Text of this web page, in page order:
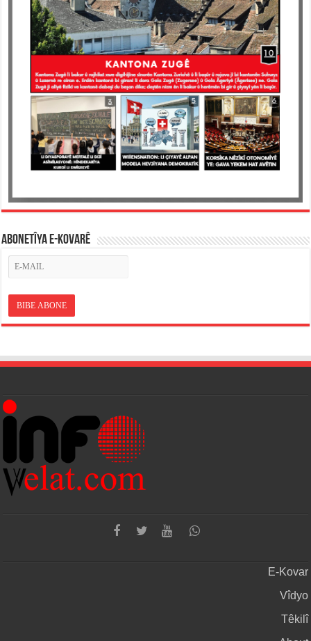
ABONETÎYA E-KOVARÊ
E-Kovar
Vîdyo
Têkilî